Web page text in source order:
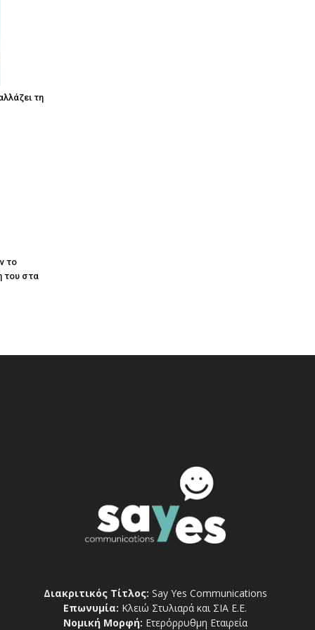
τη
το
του στα
Διακριτικός Τίτλος: Say Yes Communications
Επωνυμία: Κλειώ Στυλιαρά και ΣΙΑ Ε.Ε.
Νομική Μορφή: Ετερόρρυθμη Εταιρεία